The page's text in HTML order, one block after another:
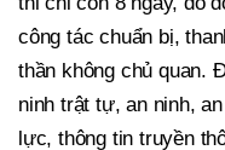
công tác chuẩn bị,
thần không chủ quan.
ninh trật tự, an ninh,
lực, thông tin truyền